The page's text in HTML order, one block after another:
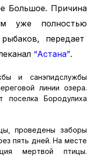
Большое. Причина
уже полностью
передает
“Астана”.
и санэпидслужбы
линии озера.
поселка Бородулиха
проведены заборы
пять дней. На месте
мертвой птицы.